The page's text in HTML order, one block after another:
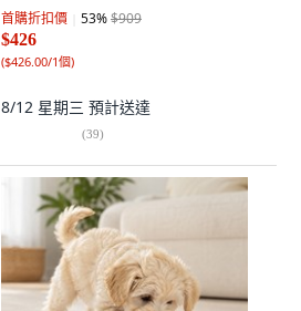
首購折扣價 53%$909
$426
($426.00/1個)
8/12 星期三 預計送達
(39)